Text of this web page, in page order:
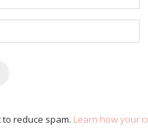
reduce spam. Learn how your